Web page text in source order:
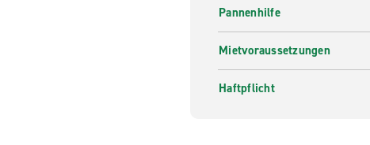
Pannenhilfe
Mietvoraussetzungen
Haftpflicht